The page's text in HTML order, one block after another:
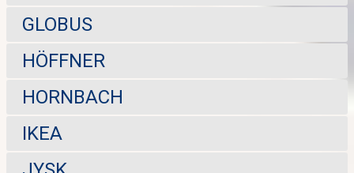
GLOBUS
HÖFFNER
HORNBACH
IKEA